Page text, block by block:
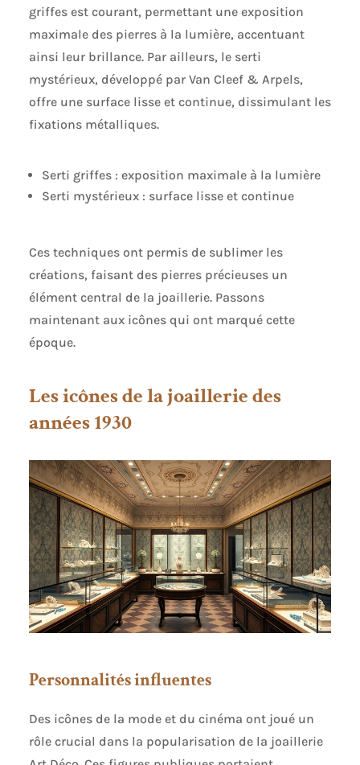
griffes est courant, permettant une exposition
maximale des pierres à la lumière, accentuant
ainsi leur brillance. Par ailleurs, le serti
mystérieux, développé par Van Cleef & Arpels,
offre une surface lisse et continue, dissimulant les
fixations métalliques.
Serti griffes : exposition maximale à la lumière
Serti mystérieux : surface lisse et continue
Ces techniques ont permis de sublimer les
créations, faisant des pierres précieuses un
élément central de la joaillerie. Passons
maintenant aux icônes qui ont marqué cette
époque.
Les icônes de la joaillerie des
années 1930
Personnalités influentes
Des icônes de la mode et du cinéma ont joué un
rôle crucial dans la popularisation de la joaillerie